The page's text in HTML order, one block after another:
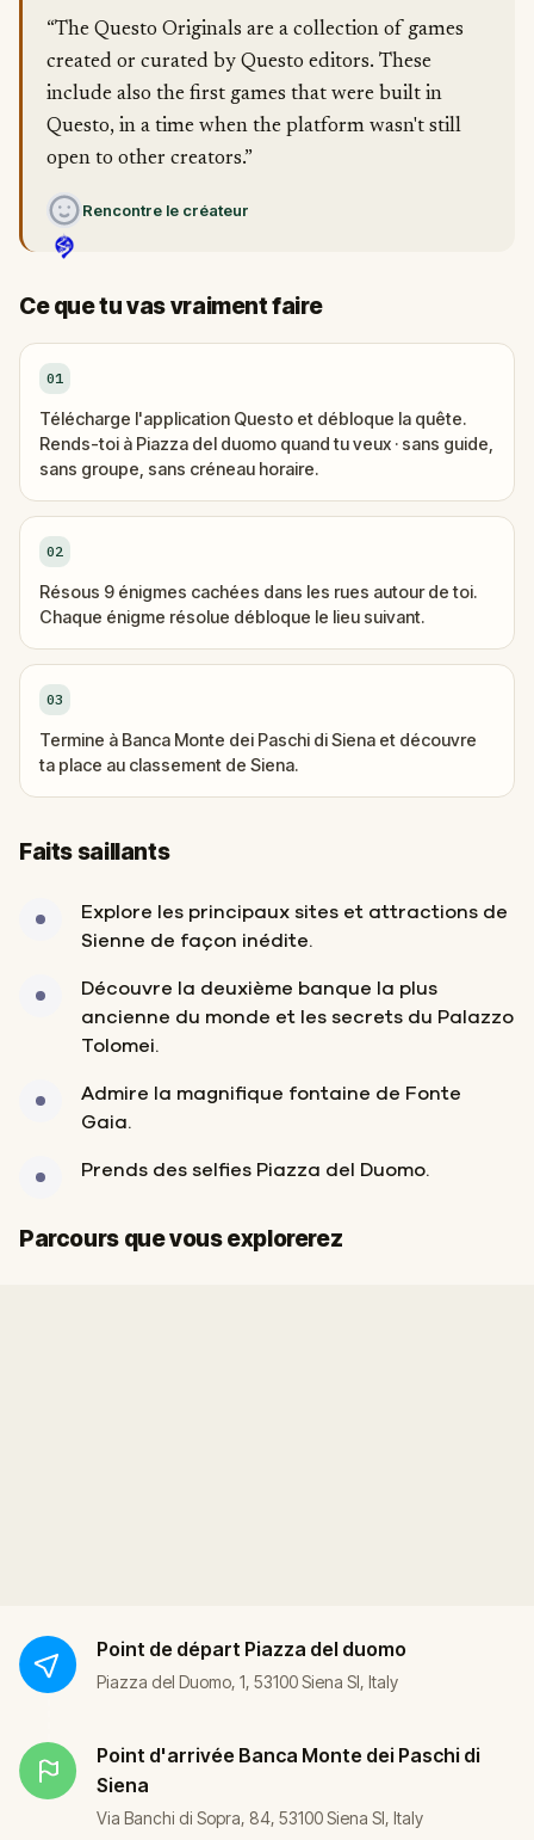
“The Questo Originals are a collection of games
created or curated by Questo editors. These
include also the first games that were built in
Questo, in a time when the platform wasn't still
open to other creators.”
Rencontre le créateur
Ce que tu vas vraiment faire
01
Télécharge l'application Questo et débloque la quête.
Rends-toi à Piazza del duomo quand tu veux · sans guide,
sans groupe, sans créneau horaire.
02
Résous 9 énigmes cachées dans les rues autour de toi.
Chaque énigme résolue débloque le lieu suivant.
03
Termine à Banca Monte dei Paschi di Siena et découvre
ta place au classement de Siena.
Faits saillants
Explore les principaux sites et attractions de
Sienne de façon inédite.
Découvre la deuxième banque la plus
ancienne du monde et les secrets du Palazzo
Tolomei.
Admire la magnifique fontaine de Fonte
Gaia.
Prends des selfies Piazza del Duomo.
Parcours que vous explorerez
Départ
Arrivée
Point de départ Piazza del duomo
Piazza del Duomo, 1, 53100 Siena SI, Italy
Point d'arrivée Banca Monte dei Paschi di
Siena
Via Banchi di Sopra, 84, 53100 Siena SI, Italy